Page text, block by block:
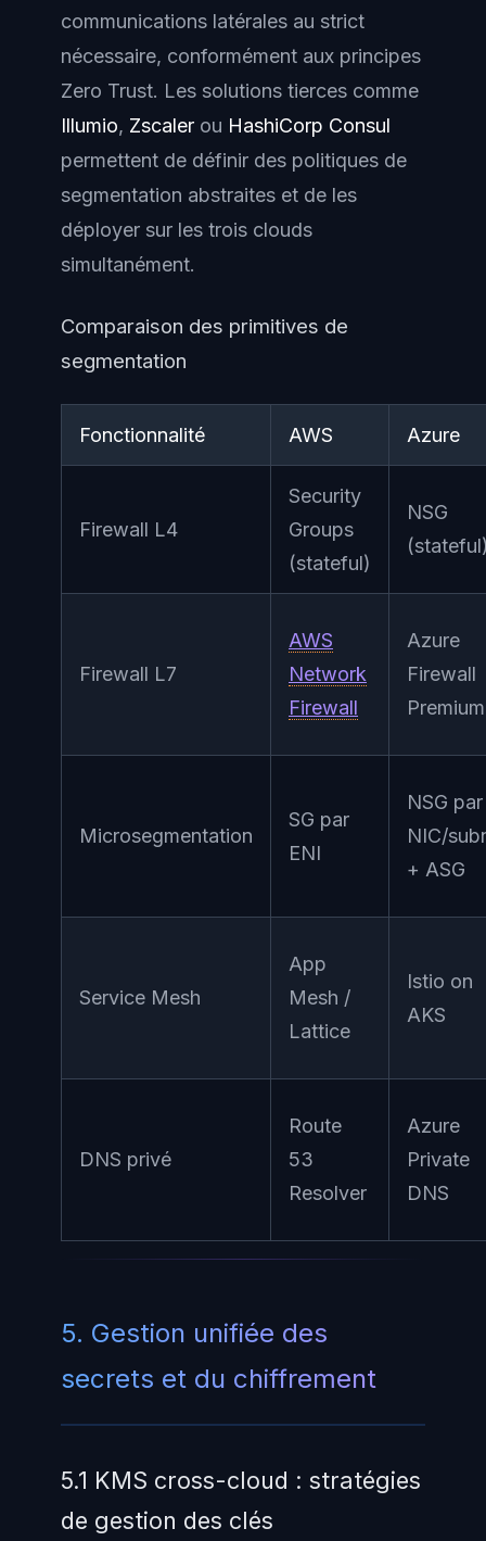
communications latérales au strict
nécessaire, conformément aux principes
Zero Trust. Les solutions tierces comme
Illumio, Zscaler ou HashiCorp Consul
permettent de définir des politiques de
segmentation abstraites et de les
déployer sur les trois clouds
simultanément.
Comparaison des primitives de
segmentation
Fonctionnalité AWS Azure
Firewall L4
Security
Groups
(stateful)
NSG
Firewall L7
AWS
Network
Firewall
Azure
Firewall
Premium
Microsegmentation
SG par
ENI
NSG par
NIC/
+ ASG
Service Mesh
App
Mesh /
Lattice
Istio on
AKS
DNS privé
Route
53
Resolver
Azure
Private
DNS
5. Gestion unifiée des
secrets et du chiffrement
5.1 KMS cross-cloud : stratégies
de gestion des clés